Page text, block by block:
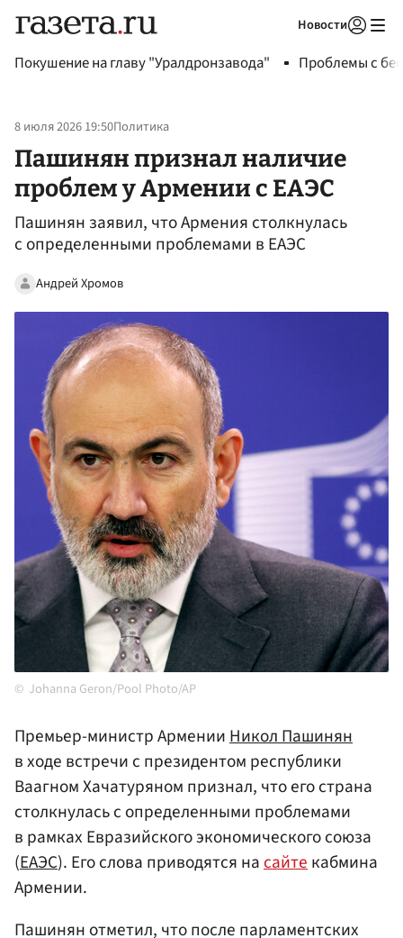
Новости
Покушение на главу "Уралдронзавода" Проблемы с
8 июля 2026 19:50Политика
Пашинян признал наличие
проблем у Армении с ЕАЭС
Пашинян заявил, что Армения столкнулась
с определенными проблемами в ЕАЭС
Андрей Хромов
Johanna Geron/Pool Photo/AP
Премьер-министр АрменииНикол Пашинян
в ходе встречи с президентом республики
Ваагном Хачатуряном признал, что его страна
столкнулась с определенными проблемами
в рамках Евразийского экономического союза
(ЕАЭС). Его слова приводятся насайтекабмина
Армении.
Пашинян отметил, что после парламентских